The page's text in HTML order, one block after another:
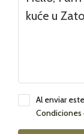
Al enviar
Condiciones